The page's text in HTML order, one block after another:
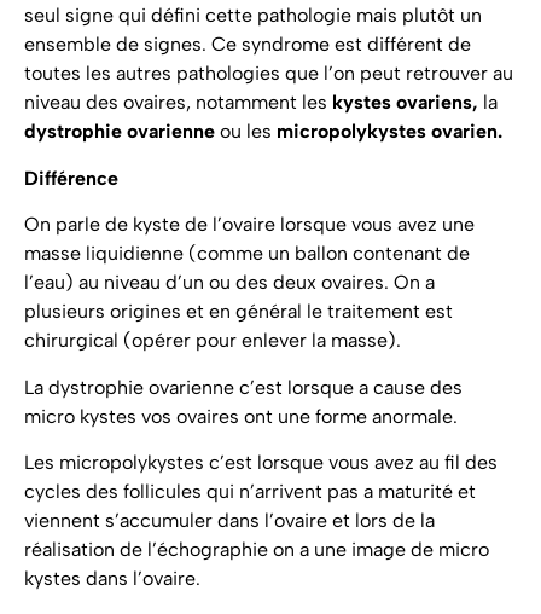
seul signe qui défini cette pathologie mais plutôt un
ensemble de signes. Ce syndrome est différent de
toutes les autres pathologies que l’on peut retrouver au
niveau des ovaires, notamment les kystes ovariens, la
dystrophie ovarienne ou les micropolykystes ovarien.
Différence
On parle de kyste de l’ovaire lorsque vous avez une
masse liquidienne (comme un ballon contenant de
l’eau) au niveau d’un ou des deux ovaires. On a
plusieurs origines et en général le traitement est
chirurgical (opérer pour enlever la masse).
La dystrophie ovarienne c’est lorsque a cause des
micro kystes vos ovaires ont une forme anormale.
Les micropolykystes c’est lorsque vous avez au fil des
cycles des follicules qui n’arrivent pas a maturité et
viennent s’accumuler dans l’ovaire et lors de la
réalisation de l’échographie on a une image de micro
kystes dans l’ovaire.